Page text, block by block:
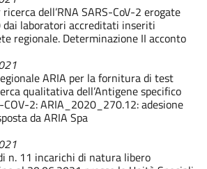
dell’RNA SARS-CoV-2 erogate
dai laboratori accreditati inseriti
regionale. Determinazione II acconto
ARIA per la fornitura di test
qualitativa dell’Antigene specifico
2: ARIA_2020_270.12: adesione
da ARIA Spa
n. 11 incarichi di natura libero